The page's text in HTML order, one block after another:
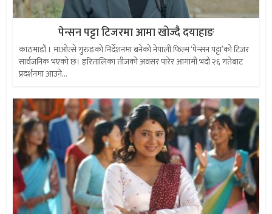
पेन्सन पट्टा टिजरमा आमा खोज्दै दयाहाङ
काठमाडौं । माओत्से गुरुङको निर्देशनमा बनेको नेपाली फिल्म ‘पेन्सन पट्टा’को टिजर
सार्वजनिक भएको छ। हरितालिका तीजको अवसर पारेर आगामी भदौ २६ गतेबाट
प्रदर्शनमा आउने...